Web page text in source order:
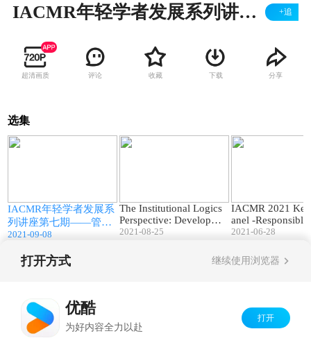
IACMR年轻学者发展系列讲座第七期——管理研究方法的自主学习与提升 +追
超清画质 评论 收藏 下载 分享
选集
IACMR年轻学者发展系
列讲座第七期——管理
研究方法的自主学习与
2021-09-08
The Institutional Logics
Perspective: Developme
nts and New Directions
2021-08-25
IACMR 2021
anel -Responsible
ch for a Better
2021-06-28
打开方式 继续使用浏览器
优酷
为好内容全力以赴
打开